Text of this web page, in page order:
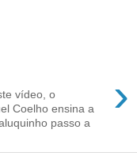
›
vídeo, o
Coelho ensina a
passo a